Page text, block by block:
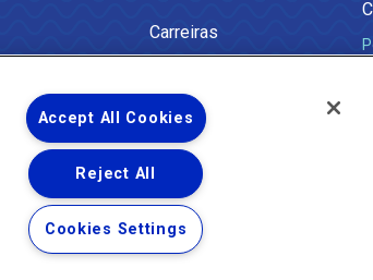
Carreiras
Direitos Reservados.
Accept All Cookies
Reject All
Cookies Settings